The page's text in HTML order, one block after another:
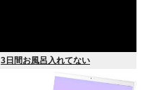
3日間お風呂入れてない